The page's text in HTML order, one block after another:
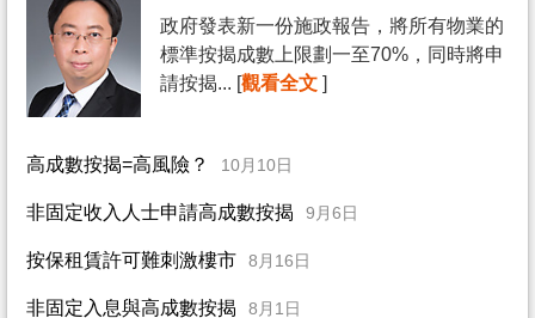
政府發表新一份施政報告，將所有物業的
標準按揭成數上限劃一至70%，同時將申
請按揭... [觀看全文 ]
高成數按揭=高風險？ 10月10日
非固定收入人士申請高成數按揭 9月6日
按保租賃許可難刺激樓市 8月16日
非固定入息與高成數按揭 8月1日